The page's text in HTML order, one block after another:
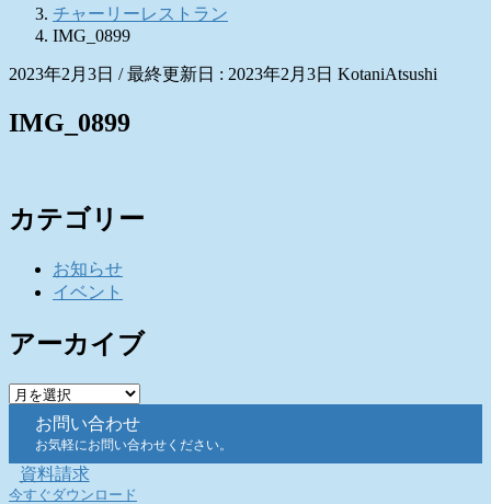
チャーリーレストラン
IMG_0899
2023年2月3日 / 最終更新日 : 2023年2月3日 KotaniAtsushi
IMG_0899
カテゴリー
お知らせ
イベント
アーカイブ
ア
イ
ブ
お問い合わせ
お気軽にお問い合わせください。
資料請求
今すぐダウンロード